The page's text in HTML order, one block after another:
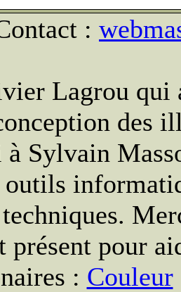
:
Lagrou qui
des
Sylvain
outils
présent pour
: Couleur